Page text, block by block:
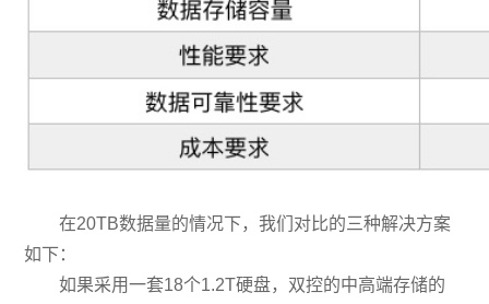
在20TB数据量的情况下，我们对比的三种解决方案
如下：
如果采用一套18个1.2T硬盘，双控的中高端存储的